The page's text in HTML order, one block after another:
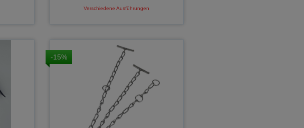
Verschiedene Ausführungen
-15%